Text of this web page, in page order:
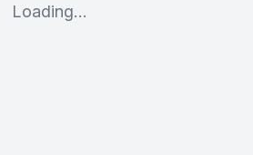
Loading...